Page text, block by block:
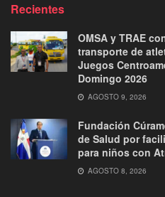
Recientes
OMSA y TRAE
transporte de
Juegos
Domingo 2026
AGOSTO 9, 2026
Fundación
de Salud por
para niños con
AGOSTO 8, 2026